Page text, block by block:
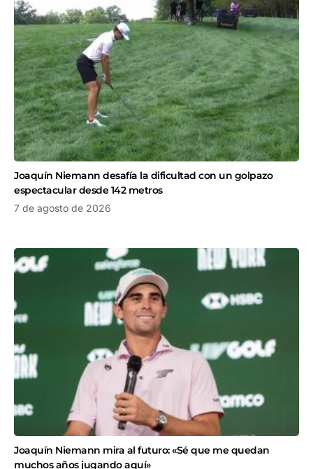
Joaquín Niemann desafía la dificultad con un golpazo
espectacular desde 142 metros
7 de agosto de 2026
Joaquín Niemann mira al futuro: «Sé que me quedan
muchos años jugando aquí»